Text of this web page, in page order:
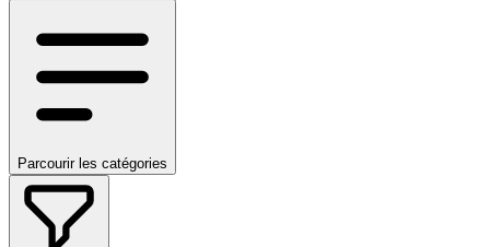
Parcourir les catégories